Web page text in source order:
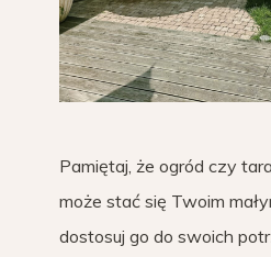
Pamiętaj, że ogród czy
może stać się Twoim
dostosuj go do swoich